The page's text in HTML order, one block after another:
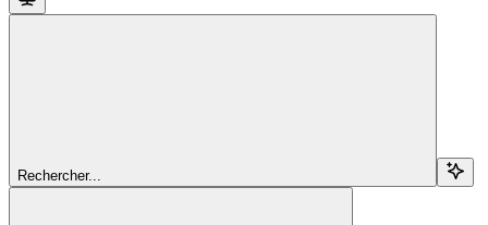
Rechercher...